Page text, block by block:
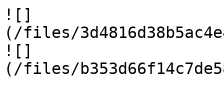
![]
(/files/
![]
(/files/